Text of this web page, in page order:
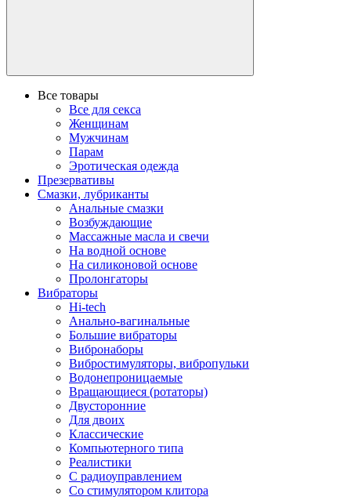
Все товары
Все для секса
Женщинам
Мужчинам
Парам
Эротическая одежда
Презервативы
Смазки, лубриканты
Анальные смазки
Возбуждающие
Массажные масла и свечи
На водной основе
На силиконовой основе
Пролонгаторы
Вибраторы
Hi-tech
Анально-вагинальные
Большие вибраторы
Вибронаборы
Вибростимуляторы, вибропульки
Водонепроницаемые
Вращающиеся (ротаторы)
Двусторонние
Для двоих
Классические
Компьютерного типа
Реалистики
С радиоуправлением
Со стимулятором клитора